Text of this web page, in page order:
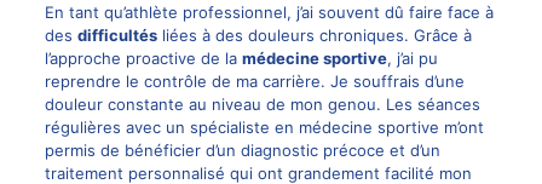
En tant qu’athlète professionnel, j’ai souvent dû faire face à
des difficultésliées à des douleurs chroniques. Grâce à
l’approche proactive de la médecine sportive, j’ai pu
reprendre le contrôle de ma carrière. Je souffrais d’une
douleur constante au niveau de mon genou. Les séances
régulières avec un spécialiste en médecine sportive m’ont
permis de bénéficier d’un diagnostic précoce et d’un
traitement personnalisé qui ont grandement facilité mon